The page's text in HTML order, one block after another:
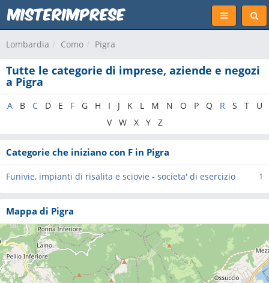
Lombardia Como Pigra
Tutte le categorie di imprese, aziende e negozi
a Pigra
A B C D E F G H I J K L M N O P Q R S T
U
V
W X Y Z
Categorie che iniziano con F in Pigra
1
Funivie, impianti di risalita e sciovie - societa' di esercizio
Mappa di Pigra